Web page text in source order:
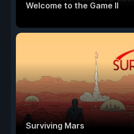
Welcome to the Game II
Surviving Mars